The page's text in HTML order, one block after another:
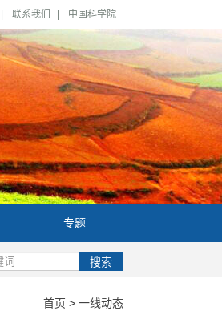
联系我们 中国科学院
专题
搜索
首页 > 一线动态